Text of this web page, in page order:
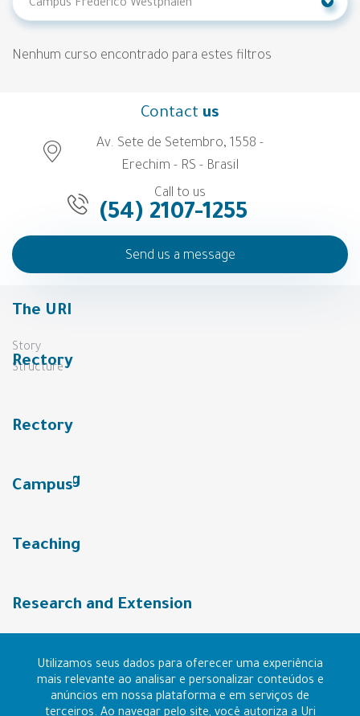
Nenhum curso encontrado para estes filtros
Utilizamos seus dados para oferecer uma experiência
mais relevante ao analisar e personalizar conteúdos e
anúncios em nossa plataforma e em serviços de
Contact us
Av. Sete de Setembro, 1558 -
Erechim - RS - Brasil
Call to us
(54) 2107-1255
Send us a message
The URI
Story
Structure
Rectory
Campus
Teaching
Research and Extension
URI Community